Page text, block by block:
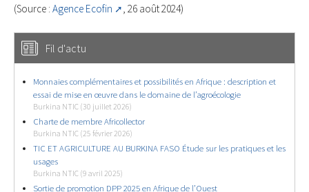
(Source : Agence Ecofin , 26 août 2024)
Fil d'actu
Monnaies complémentaires et possibilités en Afrique : description et
essai de mise en œuvre dans le domaine de l’agroécologie
Burkina NTIC (30 juillet 2026)
Charte de membre Africollector
Burkina NTIC (25 février 2026)
TIC ET AGRICULTURE AU BURKINA FASO Étude sur les pratiques et les
usages
Burkina NTIC (9 avril 2025)
Sortie de promotion DPP 2025 en Afrique de l’Ouest